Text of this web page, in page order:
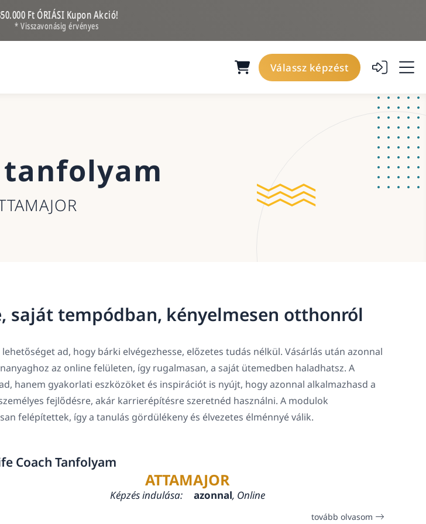
Ft ÓRIÁSI Kupon Akció!
* Visszavonásig érvényes
Válassz képzést
tanfolyam
saját tempódban, kényelmesen otthonról
ad, hogy bárki elvégezhesse, előzetes tudás nélkül. Vásárlás után azonnal
az online felületen, így rugalmasan, a saját ütemedben haladhatsz. A
hanem gyakorlati eszközöket és inspirációt is nyújt, hogy azonnal alkalmazhasd a
fejlődésre, akár karrierépítésre szeretnéd használni. A modulok
felépítettek, így a tanulás gördülékeny és élvezetes élménnyé válik.
Coach Tanfolyam
ATTAMAJOR
Képzés indulása: azonnal, Online
tovább olvasom